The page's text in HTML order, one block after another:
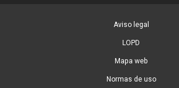
Aviso legal
LOPD
Mapa web
Normas de uso